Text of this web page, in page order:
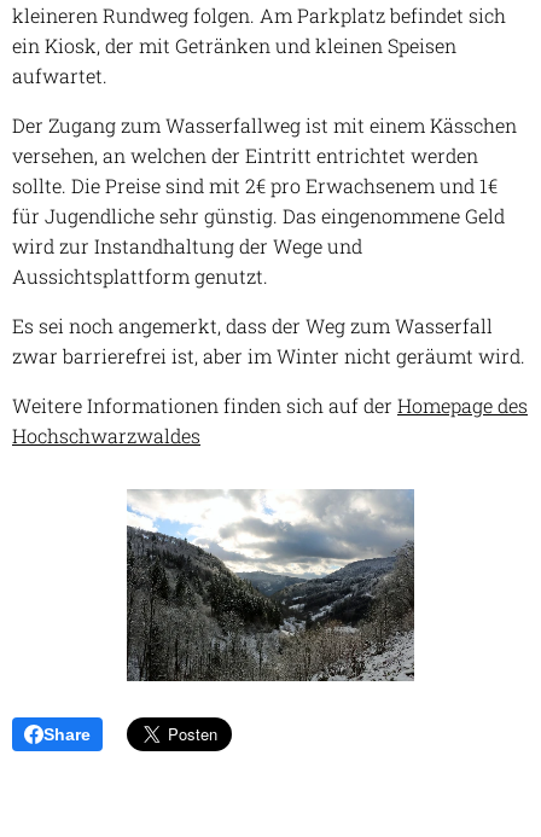
kleineren Rundweg folgen. Am Parkplatz befindet sich
ein Kiosk, der mit Getränken und kleinen Speisen
aufwartet.
Der Zugang zum Wasserfallweg ist mit einem Kässchen
versehen, an welchen der Eintritt entrichtet werden
sollte. Die Preise sind mit 2€ pro Erwachsenem und 1€
für Jugendliche sehr günstig. Das eingenommene Geld
wird zur Instandhaltung der Wege und
Aussichtsplattform genutzt.
Es sei noch angemerkt, dass der Weg zum Wasserfall
zwar barrierefrei ist, aber im Winter nicht geräumt wird.
Weitere Informationen finden sich auf der Homepage des
Hochschwarzwaldes
Share